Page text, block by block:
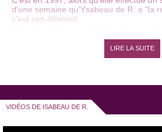
d'une semaine qu'Ysabeau de R. a "la
c'est son élément.
techniques
sélectionnée dans l'équipe
. En 2002, elle écrit sespremiers
bourge complètement déjanté. Isabeau
en 2004. Ce spectacle lui permettra
aufestival de Saint Gervaisen 2005.
LIRE LA SUITE
VIDÉOS DE ISABEAU DE R.